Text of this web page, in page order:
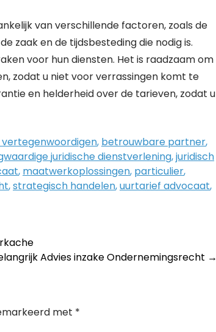
van verschillende factoren, zoals de
zaak en de tijdsbesteding die nodig is.
voor hun diensten. Het is raadzaam om
zodat u niet voor verrassingen komt te
en helderheid over de tarieven, zodat u
, betrouwbare partner,
juridische dienstverlening,juridisch
, maatwerkoplossingen, particulier,
,strategisch handelen,uurtarief advocaat,
Advies inzake Ondernemingsrecht →
met *